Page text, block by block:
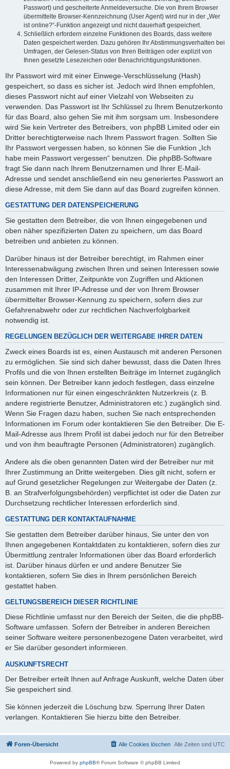
Passwort) und gescheiterte Anmeldeversuche. Die von Ihrem Browser
übermittelte Browser-Kennzeichnung (User Agent) wird nur in der „Wer
ist online?“-Funktion angezeigt und nicht dauerhaft gespeichert.
Schließlich erfordern einzelne Funktionen des Boards, dass weitere
Daten gespeichert werden. Dazu gehören Ihr Abstimmungsverhalten bei
Umfragen, der Gelesen-Status von Ihren Beiträgen oder explizit von
Ihnen gesetzte Lesezeichen oder Benachrichtigungsfunktionen.
Ihr Passwort wird mit einer Einwege-Verschlüsselung (Hash)
gespeichert, so dass es sicher ist. Jedoch wird Ihnen empfohlen,
dieses Passwort nicht auf einer Vielzahl von Webseiten zu
verwenden. Das Passwort ist Ihr Schlüssel zu Ihrem Benutzerkonto
für das Board, also gehen Sie mit ihm sorgsam um. Insbesondere
wird Sie kein Vertreter des Betreibers, von phpBB Limited oder ein
Dritter berechtigterweise nach Ihrem Passwort fragen. Sollten Sie
Ihr Passwort vergessen haben, so können Sie die Funktion „Ich
habe mein Passwort vergessen“ benutzen. Die phpBB-Software
fragt Sie dann nach Ihrem Benutzernamen und Ihrer E-Mail-
Adresse und sendet anschließend ein neu generiertes Passwort an
diese Adresse, mit dem Sie dann auf das Board zugreifen können.
GESTATTUNG DER DATENSPEICHERUNG
Sie gestatten dem Betreiber, die von Ihnen eingegebenen und
oben näher spezifizierten Daten zu speichern, um das Board
betreiben und anbieten zu können.
Darüber hinaus ist der Betreiber berechtigt, im Rahmen einer
Interessenabwägung zwischen Ihren und seinen Interessen sowie
den Interessen Dritter, Zeitpunkte von Zugriffen und Aktionen
zusammen mit Ihrer IP-Adresse und der von Ihrem Browser
übermittelter Browser-Kennung zu speichern, sofern dies zur
Gefahrenabwehr oder zur rechtlichen Nachverfolgbarkeit
notwendig ist.
REGELUNGEN BEZÜGLICH DER WEITERGABE IHRER DATEN
Zweck eines Boards ist es, einen Austausch mit anderen Personen
zu ermöglichen. Sie sind sich daher bewusst, dass die Daten Ihres
Profils und die von Ihnen erstellten Beiträge im Internet zugänglich
sein können. Der Betreiber kann jedoch festlegen, dass einzelne
Informationen nur für einen eingeschränkten Nutzerkreis (z. B.
andere registrierte Benutzer, Administratoren etc.) zugänglich sind.
Wenn Sie Fragen dazu haben, suchen Sie nach entsprechenden
Informationen im Forum oder kontaktieren Sie den Betreiber. Die E-
Mail-Adresse aus Ihrem Profil ist dabei jedoch nur für den Betreiber
und von ihm beauftragte Personen (Administratoren) zugänglich.
Andere als die oben genannten Daten wird der Betreiber nur mit
Ihrer Zustimmung an Dritte weitergeben. Dies gilt nicht, sofern er
auf Grund gesetzlicher Regelungen zur Weitergabe der Daten (z.
B. an Strafverfolgungsbehörden) verpflichtet ist oder die Daten zur
Durchsetzung rechtlicher Interessen erforderlich sind.
GESTATTUNG DER KONTAKTAUFNAHME
Sie gestatten dem Betreiber darüber hinaus, Sie unter den von
Ihnen angegebenen Kontaktdaten zu kontaktieren, sofern dies zur
Übermittlung zentraler Informationen über das Board erforderlich
ist. Darüber hinaus dürfen er und andere Benutzer Sie
kontaktieren, sofern Sie dies in Ihrem persönlichen Bereich
gestattet haben.
GELTUNGSBEREICH DIESER RICHTLINIE
Diese Richtlinie umfasst nur den Bereich der Seiten, die die phpBB-
Software umfassen. Sofern der Betreiber in anderen Bereichen
seiner Software weitere personenbezogene Daten verarbeitet, wird
er Sie darüber gesondert informieren.
AUSKUNFTSRECHT
Der Betreiber erteilt Ihnen auf Anfrage Auskunft, welche Daten über
Sie gespeichert sind.
Sie können jederzeit die Löschung bzw. Sperrung Ihrer Daten
verlangen. Kontaktieren Sie hierzu bitte den Betreiber.
Foren-Übersicht Alle Zeiten sind UTC
Alle Cookies löschen
Powered by phpBB® Forum Software © phpBB Limited